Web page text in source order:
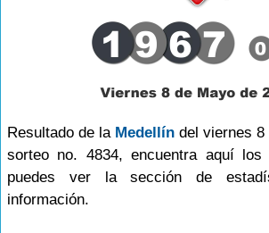
Resultado de la Medellín del viernes 8
sorteo no. 4834, encuentra aquí
puedes ver la sección de
información.